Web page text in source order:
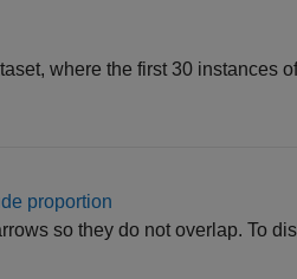
where the first 30 instances
proportion
so they do not overlap. To